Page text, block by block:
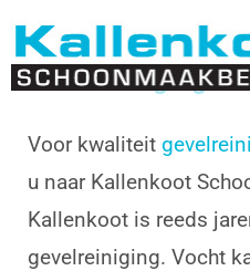
Gevelreiniging
Voor kwaliteit
u naar Kallenkoot
Kallenkoot is reeds
gevelreiniging. Vocht